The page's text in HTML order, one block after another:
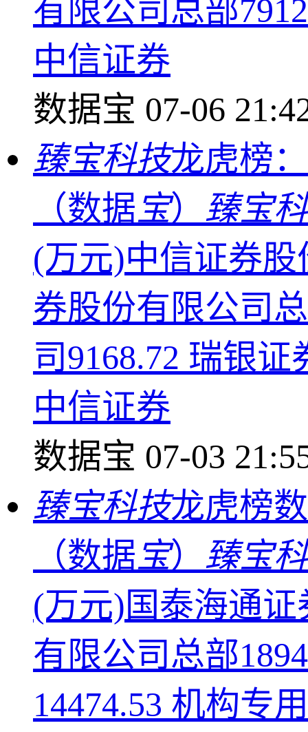
有限公司总部
中信证券
数据宝 07-06
臻宝科技龙虎榜
（数据 宝） 臻宝
(万元)中信证券股
券股份有限公司
司9168.72 瑞银
中信证券
数据宝 07-03
臻宝科技龙虎榜
（数据 宝） 臻宝
(万元)国泰海通证
有限公司总部
14474.53 机构专